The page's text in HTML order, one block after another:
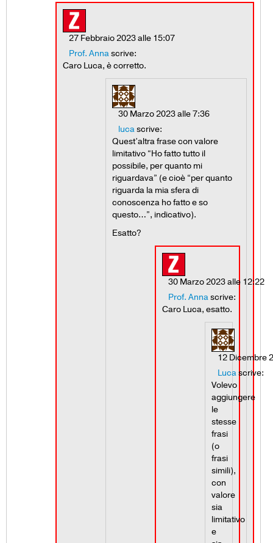
27 Febbraio 2023 alle 15:07
Prof. Annascrive:
Caro Luca, è corretto.
30 Marzo 2023 alle 7:36
lucascrive:
Quest’altra frase con valore
limitativo “Ho fatto tutto il
possibile, per quanto mi
riguardava” (e cioè “per quanto
riguarda la mia sfera di
conoscenza ho fatto e so
questo…”, indicativo).
Esatto?
30 Marzo 2023 alle 12:22
Prof. Annascrive:
Caro Luca, esatto.
12 Dicembre
Lucascrive:
Volevo
aggiungere
le
stesse
frasi
(o
frasi
simili),
con
valore
sia
limitativo
e